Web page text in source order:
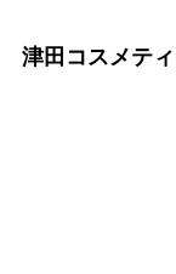
津田コスメテ